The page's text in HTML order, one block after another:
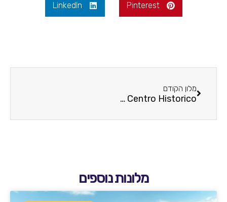
Pinterest
LinkedIn
מלון הקודם
NH Centro Historico
מלונות נוספים